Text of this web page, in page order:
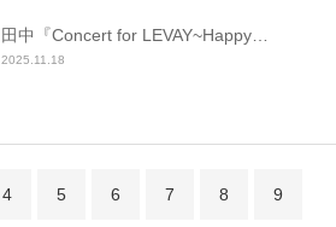
田中『Concert for LEVAY~Happy…
2025.11.18
4 5 6 7 8 9